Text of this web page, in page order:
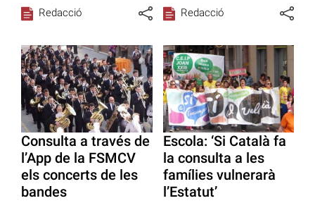
Redacció Redacció
Consulta a través de
l’App de la FSMCV
els concerts de les
bandes
Escola: ‘Si Català fa
la consulta a les
famílies vulnerarà
l’Estatut’